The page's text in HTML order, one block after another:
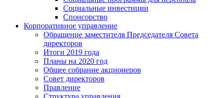
Социальные инвестиции
Спонсорство
Корпоративное управление
Обращение заместителя Председателя Совета
директоров
Итоги 2019 года
Планы на 2020 год
Общее собрание акционеров
Совет директоров
Правление
Структура управления